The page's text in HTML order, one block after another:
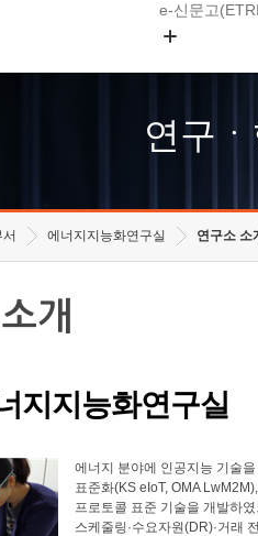
e-신문고
고객의소리
수의계약 현황
연구
에너지지능화연구실 연구소 소
개
지지능화연구실
에너지 분야에 인공지능 기술
표준화(KS eIoT, OMA
프로토콜 표준 기술을 개발하
스케줄링·수요자원(DR)·거래